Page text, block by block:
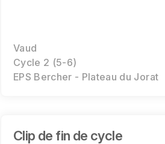
Vaud
Cycle 2 (5-6)
EPS Bercher - Plateau du Jorat
Clip de fin de cycle